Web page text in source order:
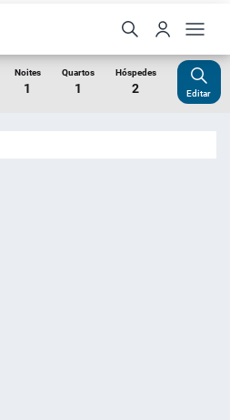
Noites
1
Quartos
1
Hóspedes
2 Editar